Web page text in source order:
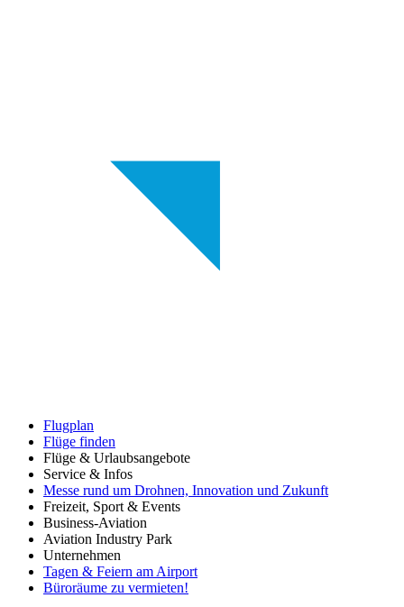
Flugplan
Flüge finden
Flüge & Urlaubsangebote
Service & Infos
Messe rund um Drohnen, Innovation und Zukunft
Freizeit, Sport & Events
Business-Aviation
Aviation Industry Park
Unternehmen
Tagen & Feiern am Airport
Büroräume zu vermieten!